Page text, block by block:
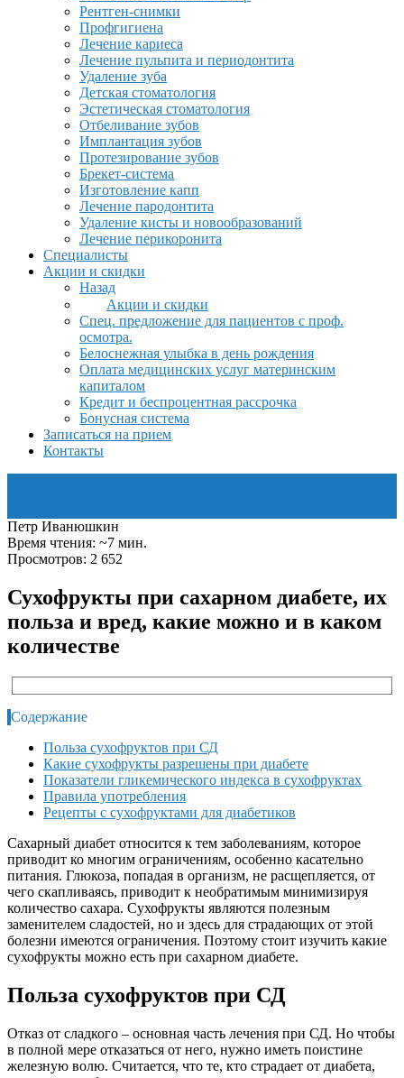
Рентген-снимки
Профгигиена
Лечение кариеса
Лечение пульпита и периодонтита
Удаление зуба
Детская стоматология
Эстетическая стоматология
Отбеливание зубов
Имплантация зубов
Протезирование зубов
Брекет-система
Изготовление капп
Лечение пародонтита
Удаление кисты и новообразований
Лечение перикоронита
Специалисты
Акции и скидки
Назад
Акции и скидки
Спец. предложение для пациентов с проф.
осмотра.
Белоснежная улыбка в день рождения
Оплата медицинских услуг материнским
капиталом
Кредит и беспроцентная рассрочка
Бонусная система
Записаться на прием
Контакты
Петр Иванюшкин
Время чтения: ~7 мин.
Просмотров: 2 652
Сухофрукты при сахарном диабете, их
польза и вред, какие можно и в каком
количестве
Содержание
Польза сухофруктов при СД
Какие сухофрукты разрешены при диабете
Показатели гликемического индекса в сухофруктах
Правила употребления
Рецепты с сухофруктами для диабетиков
Сахарный диабет относится к тем заболеваниям, которое
приводит ко многим ограничениям, особенно касательно
питания. Глюкоза, попадая в организм, не расщепляется, от
чего скапливаясь, приводит к необратимым минимизируя
количество сахара. Сухофрукты являются полезным
заменителем сладостей, но и здесь для страдающих от этой
болезни имеются ограничения. Поэтому стоит изучить какие
сухофрукты можно есть при сахарном диабете.
Польза сухофруктов при СД
Отказ от сладкого – основная часть лечения при СД. Но чтобы
в полной мере отказаться от него, нужно иметь поистине
железную волю. Считается, что те, кто страдает от диабета,